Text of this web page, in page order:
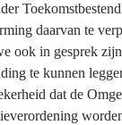
daarvan te
ook in gesprek
te kunnen
dat de